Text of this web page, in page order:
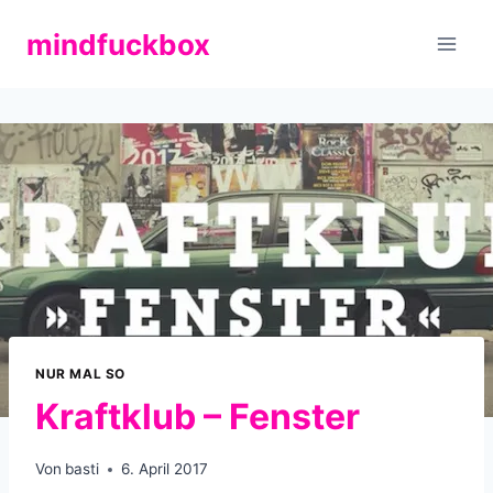
Inhaltmindfuckbox
NUR MAL SO
Kraftklub – Fenster
Von basti 6. April 2017